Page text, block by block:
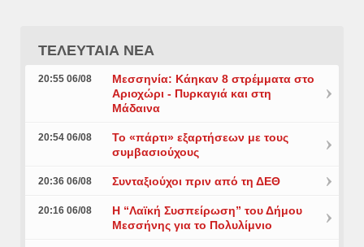
ΤΕΛΕΥΤΑΙΑ ΝΕΑ
20:55 06/08
Μεσσηνία: Κάηκαν 8 στρέμματα στο
Αριοχώρι - Πυρκαγιά και στη
Μάδαινα
20:54 06/08
Το «πάρτι» εξαρτήσεων με τους
συμβασιούχους
20:36 06/08 Συνταξιούχοι πριν από τη ΔΕΘ
20:16 06/08
Η “Λαϊκή Συσπείρωση” του Δήμου
Μεσσήνης για το Πολυλίμνιο